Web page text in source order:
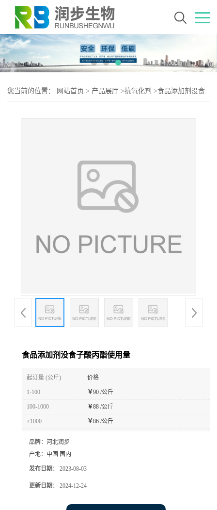
您当前的位置： 网站首页 > 产品展厅 >抗氧化剂 >食品添加剂没食
食品添加剂没食子酸丙酯使用量
起订量 (公斤) 价格
1-100 ￥90 /公斤
100-1000 ￥88 /公斤
≥1000 ￥86 /公斤
品牌： 河北润步
产地： 中国 国内
发布日期： 2023-08-03
更新日期： 2024-12-24